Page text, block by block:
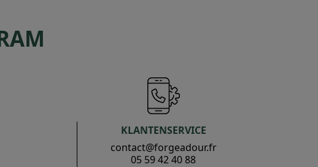
KLANTENSERVICE
contact@forgeadour.fr
05 59 42 40 88